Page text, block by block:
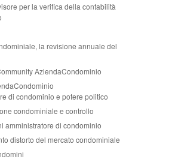
per la verifica della contabilità
la revisione annuale del
AziendaCondominio
di condominio e potere politico
condominiale e controllo
amministratore di condominio
distorto del mercato condominiale